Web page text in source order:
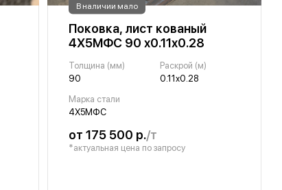
В наличии мало
Поковка, лист кованый
4Х5МФС 90 х0.11х0.28
Толщина (мм)
90
Раскрой (м)
0.11х0.28
Марка стали
4Х5МФС
от 175 500 р./т
*актуальная цена по запросу